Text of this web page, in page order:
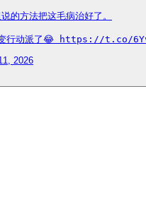
的方法把这毛病治好了。
变行动派了😂 https://t.co/
2026